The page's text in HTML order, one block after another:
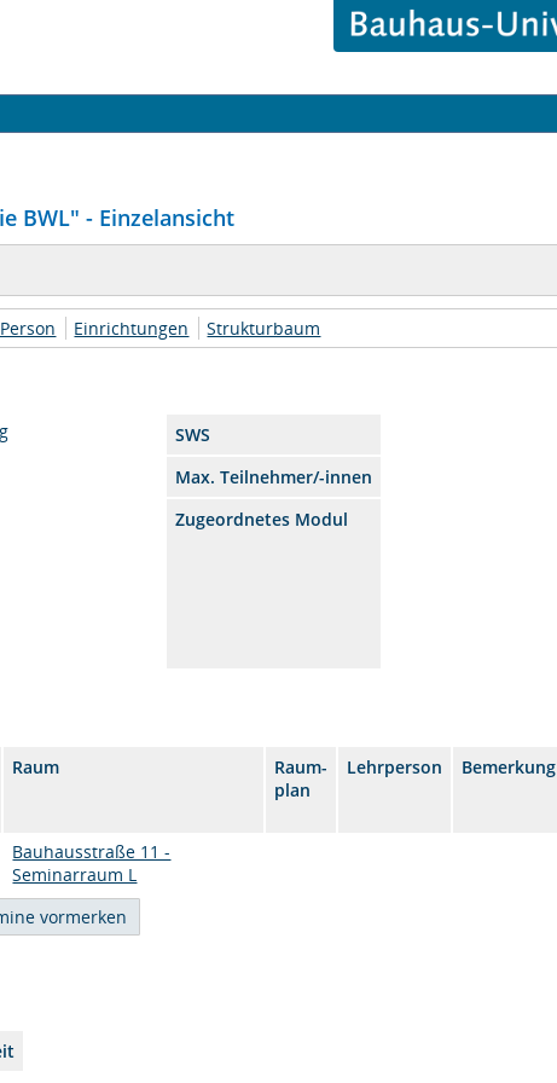
BWL" - Einzelansicht
Einrichtungen Strukturbaum
SWS
Max. Teilnehmer/-innen
Zugeordnetes Modul
Raum
Raum-
plan
Lehrperson Bemerkung
Bauhausstraße 11 -
Seminarraum L